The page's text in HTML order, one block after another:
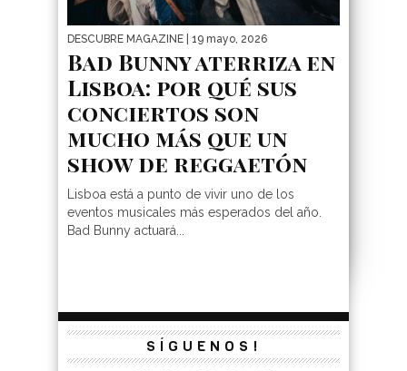
DESCUBRE MAGAZINE | 19 mayo, 2026
Bad Bunny aterriza en
Lisboa: por qué sus
conciertos son
mucho más que un
show de reggaetón
Lisboa está a punto de vivir uno de los
eventos musicales más esperados del año.
Bad Bunny actuará...
SÍGUENOS!